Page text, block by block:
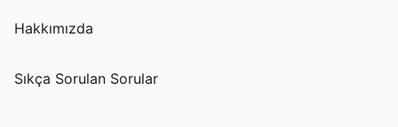
Hakkımızda
Sıkça Sorulan Sorular